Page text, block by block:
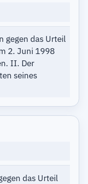
gegen das Urteil
2. Juni 1998
II. Der
seines
das Urteil